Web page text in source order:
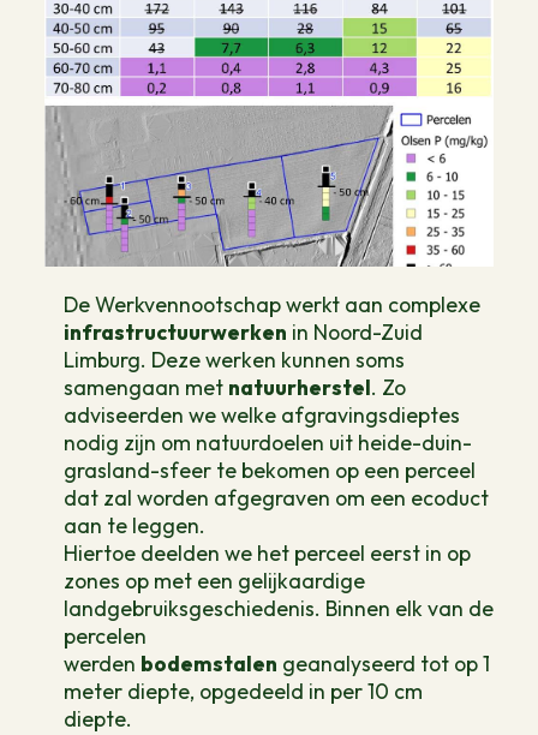
De Werkvennootschap werkt aan complexe
infrastructuurwerken in Noord-Zuid
Limburg. Deze werken kunnen soms
samengaan met natuurherstel. Zo
adviseerden we welke afgravingsdieptes
nodig zijn om natuurdoelen uit heide-duin-
grasland-sfeer te bekomen op een perceel
dat zal worden afgegraven om een ecoduct
aan te leggen.
Hiertoe deelden we het perceel eerst in op
zones op met een gelijkaardige
landgebruiksgeschiedenis. Binnen elk van de
percelen
werden bodemstalen geanalyseerd tot op 1
meter diepte, opgedeeld in per 10 cm
diepte.